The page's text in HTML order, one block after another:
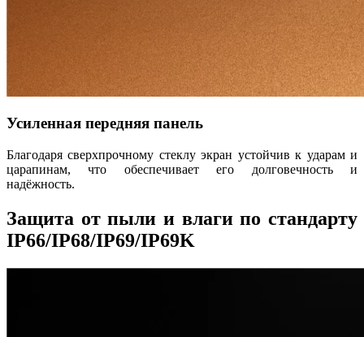
Усиленная передняя панель
Благодаря сверхпрочному стеклу экран устойчив к ударам и
царапинам, что обеспечивает его долговечность и
надёжность.
Защита от пыли и влаги по стандарту
IP66/IP68/IP69/IP69K